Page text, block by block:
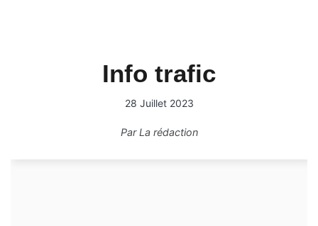
Info trafic
28 Juillet 2023
ParLa rédaction